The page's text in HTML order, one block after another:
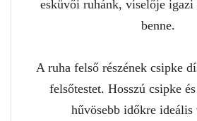
esküvői ruhánk, viselője
benne.
A ruha felső részének csipke
felsőtestet. Hosszú csipke
hűvösebb időkre ideális